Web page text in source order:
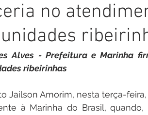
No Gabinete Campanhas
no
Alves - Prefeitura e Marinha
ribeirinhas
Jailson Amorim, nesta terça-
à Marinha do Brasil,